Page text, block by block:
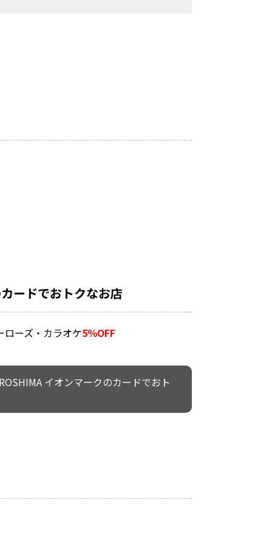
ードでおトクなお店
ローズ・カラオケ5％OFF
イオンマークのカードでおト